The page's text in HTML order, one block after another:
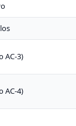
AC-3)
AC-4)